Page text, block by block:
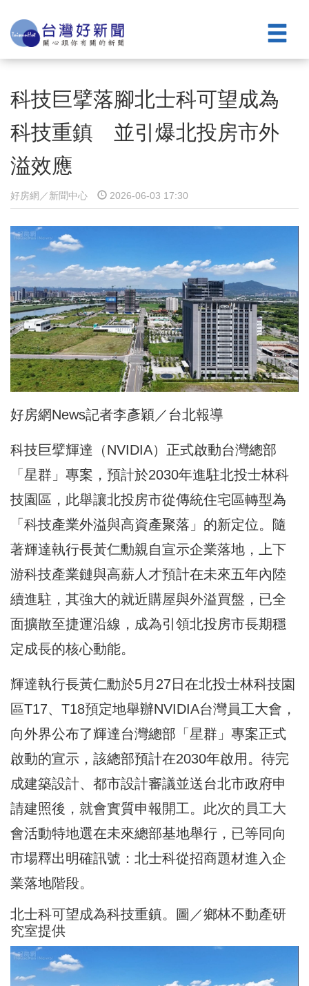
科技巨擘落腳北士科可望成為
科技重鎮 並引爆北投房市外
溢效應
好房網／新聞中心 2026-06-03 17:30
好房網News記者李彥穎／台北報導
科技巨擘輝達（NVIDIA）正式啟動台灣總部
「星群」專案，預計於2030年進駐北投士林科
技園區，此舉讓北投房市從傳統住宅區轉型為
「科技產業外溢與高資產聚落」的新定位。隨
著輝達執行長黃仁勳親自宣示企業落地，上下
游科技產業鏈與高薪人才預計在未來五年內陸
續進駐，其強大的就近購屋與外溢買盤，已全
面擴散至捷運沿線，成為引領北投房市長期穩
定成長的核心動能。
輝達執行長黃仁勳於5月27日在北投士林科技園
區T17、T18預定地舉辦NVIDIA台灣員工大會，
向外界公布了輝達台灣總部「星群」專案正式
啟動的宣示，該總部預計在2030年啟用。待完
成建築設計、都市設計審議並送台北市政府申
請建照後，就會實質申報開工。此次的員工大
會活動特地選在未來總部基地舉行，已等同向
市場釋出明確訊號：北士科從招商題材進入企
業落地階段。
北士科可望成為科技重鎮。圖／鄉林不動產研
究室提供